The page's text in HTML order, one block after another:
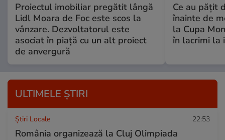
Proiectul imobiliar pregătit lângă
Lidl Moara de Foc este scos la
vânzare. Dezvoltatorul este
asociat în piață cu un alt proiect
de anvergură
Ce au pățit
înainte de
la Cupa
în lacrimi la
ULTIMELE ȘTIRI
Știri Locale 22:53
România organizează la Cluj Olimpiada